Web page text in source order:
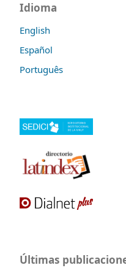
Idioma
English
Español
Português
Últimas